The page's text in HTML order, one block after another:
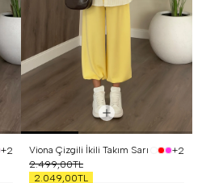
+2
Viona Çizgili İkili Takım Sarı
+2
2.499,00TL
2.049,00TL